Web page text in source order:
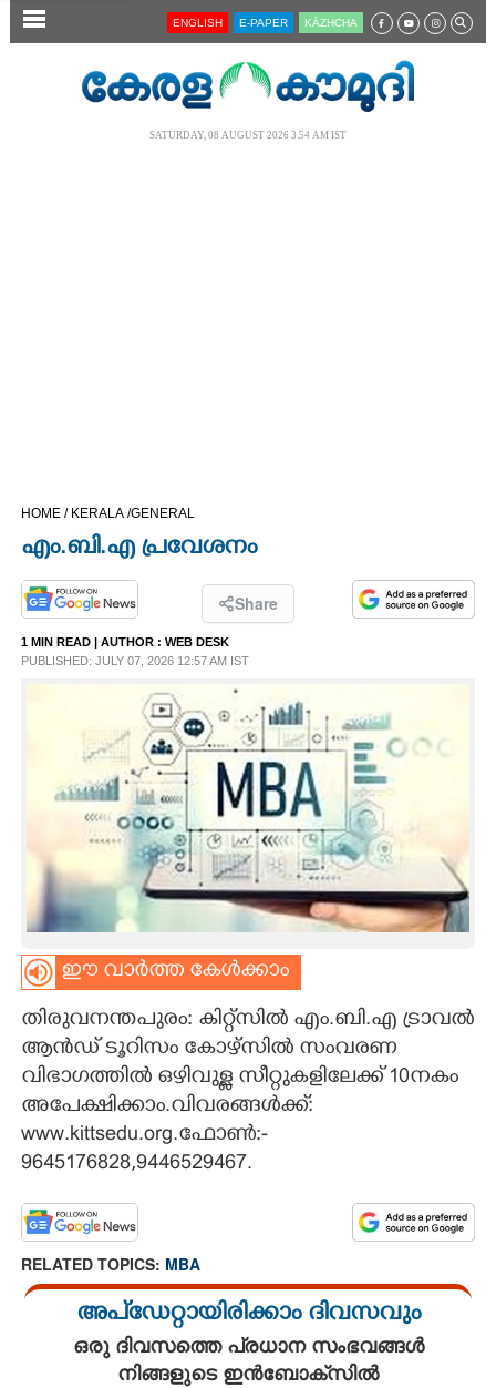
SECTIONS
CINEMA
OPINION
PHOTOS
ART
ASTRO
CARTOONS
LITERATURE
ZOOM
CONTACT US
ENGLISH E-PAPER KĀZHCHA
SATURDAY, 08 AUGUST 2026 3.54 AM IST
HOME / KERALA /GENERAL
എം.ബി.എ പ്രവേശനം
Share
1 MIN READ | AUTHOR : WEB DESK
PUBLISHED: JULY 07, 2026 12:57 AM IST
ഈ വാർത്ത കേൾക്കാം
തിരുവനന്തപുരം: കിറ്റ്സിൽ എം.ബി.എ ട്രാവൽ
ആൻഡ് ടൂറിസം കോഴ്സിൽ സംവരണ
വിഭാഗത്തിൽ ഒഴിവുള്ള സീറ്റുകളിലേക്ക് 10നകം
അപേക്ഷിക്കാം.വിവരങ്ങൾക്ക്:
www.kittsedu.org.ഫോൺ:-
9645176828,9446529467.
RELATED TOPICS: MBA
അപ്ഡേറ്റായിരിക്കാം ദിവസവും
ഒരു ദിവസത്തെ പ്രധാന സംഭവങ്ങൾ
നിങ്ങളുടെ ഇൻബോക്സിൽ